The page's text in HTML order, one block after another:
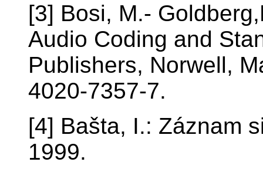
[3] Bosi, M.-
Audio Coding and
Publishers, Norwell,
4020-7357-7.
[4] Bašta, I.: Záznam
1999.